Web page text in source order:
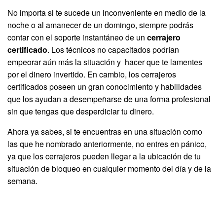
No importa si te sucede un inconveniente en medio de la
noche o al amanecer de un domingo, siempre podrás
contar con el soporte instantáneo de un cerrajero
certificado. Los técnicos no capacitados podrían
empeorar aún más la situación y hacer que te lamentes
por el dinero invertido. En cambio, los cerrajeros
certificados poseen un gran conocimiento y habilidades
que los ayudan a desempeñarse de una forma profesional
sin que tengas que desperdiciar tu dinero.
Ahora ya sabes, si te encuentras en una situación como
las que he nombrado anteriormente, no entres en pánico,
ya que los cerrajeros pueden llegar a la ubicación de tu
situación de bloqueo en cualquier momento del día y de la
semana.